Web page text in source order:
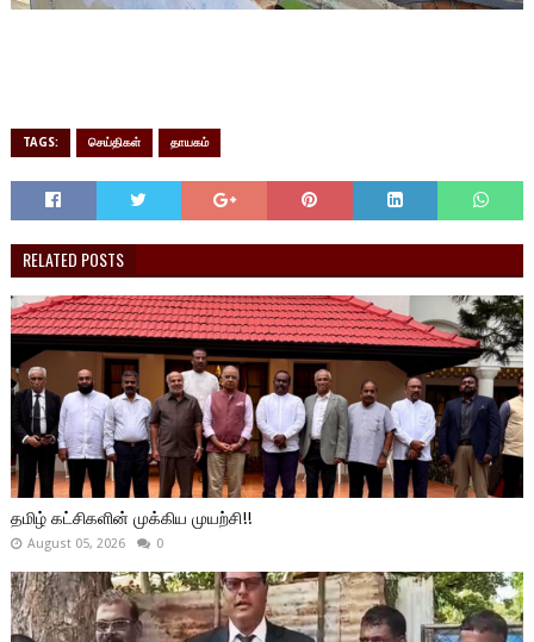
TAGS: செய்திகள் தாயகம்
RELATED POSTS
தமிழ் கட்சிகளின் முக்கிய முயற்சி!!
August 05, 2026 0